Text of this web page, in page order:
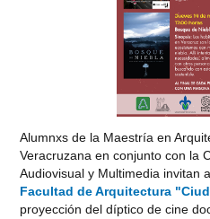
Alumnxs de la Maestría en
Veracruzana en conjunto con la
Audiovisual y Multimedia invitan
Facultad de Arquitectura
proyección del díptico de cine